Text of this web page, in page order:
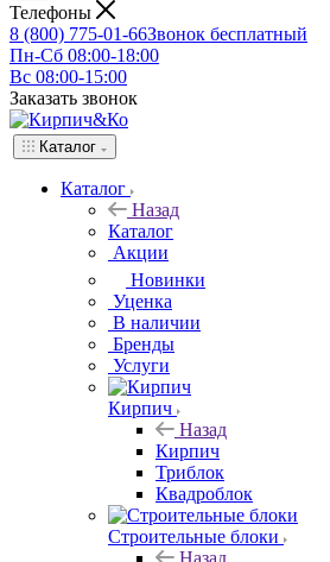
Телефоны
8 (800) 775-01-66Звонок бесплатный
Пн-Сб 08:00-18:00
Вс 08:00-15:00
Заказать звонок
Каталог
Каталог
Назад
Каталог
Акции
Новинки
Уценка
В наличии
Бренды
Услуги
Кирпич
Назад
Кирпич
Триблок
Квадроблок
Строительные блоки
Назад